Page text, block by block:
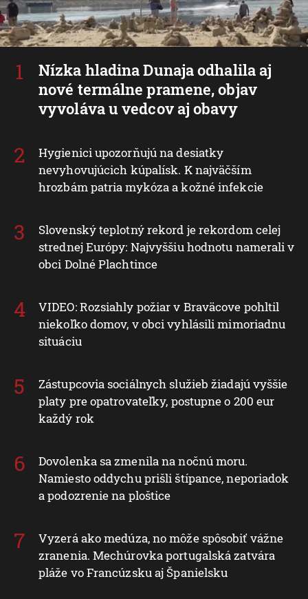
Nízka hladina Dunaja odhalila aj
nové termálne pramene, objav
vyvoláva u vedcov aj obavy
Hygienici upozorňujú na desiatky
nevyhovujúcich kúpalísk. K najväčším
hrozbám patria mykóza a kožné infekcie
Slovenský teplotný rekord je rekordom celej
strednej Európy: Najvyššiu hodnotu namerali v
obci Dolné Plachtince
VIDEO: Rozsiahly požiar v Braväcove pohltil
niekoľko domov, v obci vyhlásili mimoriadnu
situáciu
Zástupcovia sociálnych služieb žiadajú vyššie
platy pre opatrovateľky, postupne o 200 eur
každý rok
Dovolenka sa zmenila na nočnú moru.
Namiesto oddychu prišli štípance, neporiadok
a podozrenie na ploštice
Vyzerá ako medúza, no môže spôsobiť vážne
zranenia. Mechúrovka portugalská zatvára
pláže vo Francúzsku aj Španielsku